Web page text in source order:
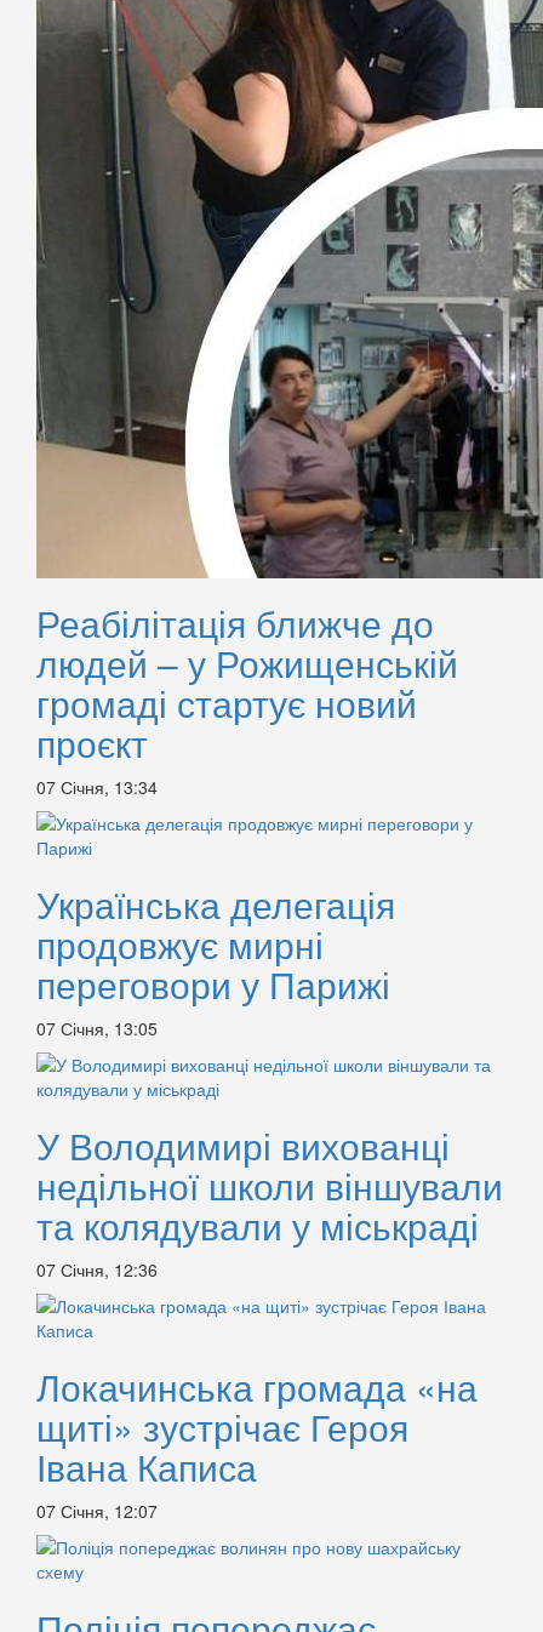
Реабілітація ближче до
людей – у Рожищенській
громаді стартує новий
проєкт
07 Січня, 13:34
Українська делегація
продовжує мирні
переговори у Парижі
07 Січня, 13:05
У Володимирі вихованці
недільної школи віншували
та колядували у міськраді
07 Січня, 12:36
Локачинська громада «на
щиті» зустрічає Героя
Івана Каписа
07 Січня, 12:07